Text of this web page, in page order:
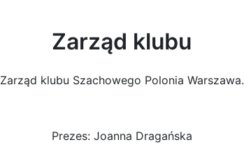
Zarząd klubu
Zarząd klubu Szachowego Polonia Warszawa.
Prezes: Joanna Dragańska